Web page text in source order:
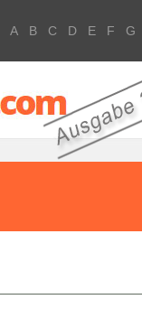
A B C D E F G